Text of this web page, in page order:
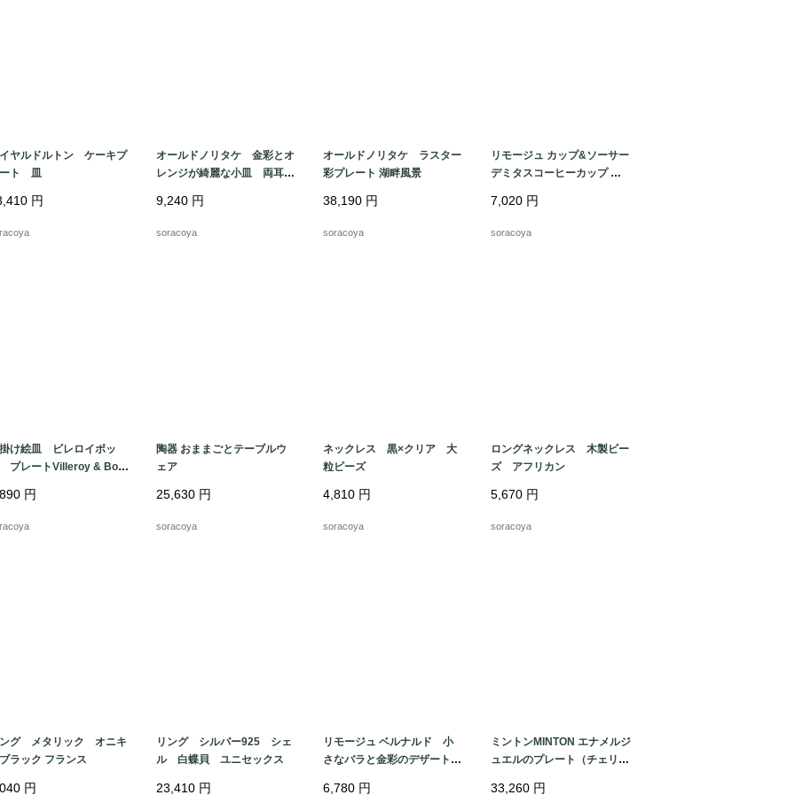
ヤルドルトン ケーキプ
ト 皿
円
オールドノリタケ 金彩とオ
レンジが綺麗な小皿 両耳付
9,240円
soracoya
オールドノリタケ ラスター
彩プレート 湖畔風景
38,190 円
soracoya
リモージュ カップ&ソーサー
デミタスコーヒーカップ 青
dj41
7,020円
soracoya
け絵皿 ビレロイボッ
プレートVilleroy & Boc
円
陶器 おままごとテーブルウ
ェア
25,630円
soracoya
ネックレス 黒×クリア 大
粒ビーズ
4,810 円
soracoya
ロングネックレス 木製ビー
ズ アフリカン
5,670円
soracoya
ング メタリック オニキ
ラック フランス
円
リング シルバー925 シェ
ル 白蝶貝 ユニセックス
23,410円
リモージュ ベルナルド 小
さなバラと金彩のデザート皿
6,780 円
ミントンMINTON エナメルジ
ュエルのプレート（チェリ
33,260円